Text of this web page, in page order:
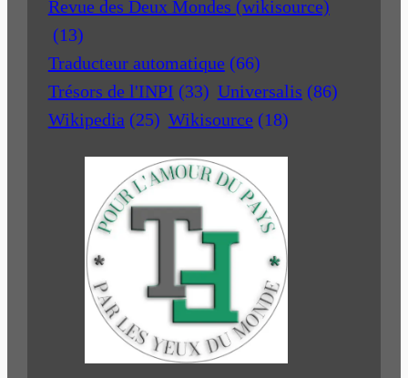
Revue des Deux Mondes (wikisource)
(13)
Traducteur automatique (66)
Trésors de l'INPI (33) Universalis (86)
Wikipedia (25) Wikisource (18)